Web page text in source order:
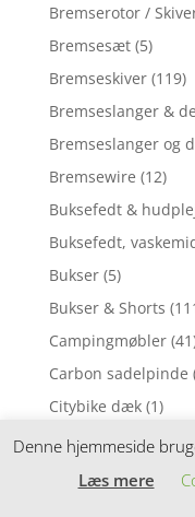
Bremserotor /
Bremsesæt (5)
Bremseskiver (119)
Bremseslanger &
Bremseslanger og
Bremsewire (12)
Buksefedt &
Buksefedt,
Bukser (5)
Bukser & Shorts
Campingmøbler
Carbon sadelpinde
Citybike dæk (1)
Citybikes (128)
CO2 Pumper og
Denne hjemmeside
Læs mere